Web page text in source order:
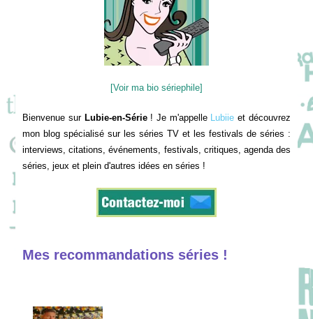
[Voir ma bio sériephile]
Bienvenue sur Lubie-en-Série! Je m'appelle Lubiie et découvrez
mon blog spécialisé sur les séries TV et les festivals de séries :
interviews, citations, événements, festivals, critiques, agenda des
séries, jeux et plein d'autres idées en séries !
Mes recommandations séries !